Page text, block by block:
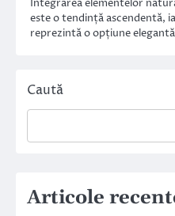
este o tendință ascendentă,
reprezintă o opțiune
Caută
Articole